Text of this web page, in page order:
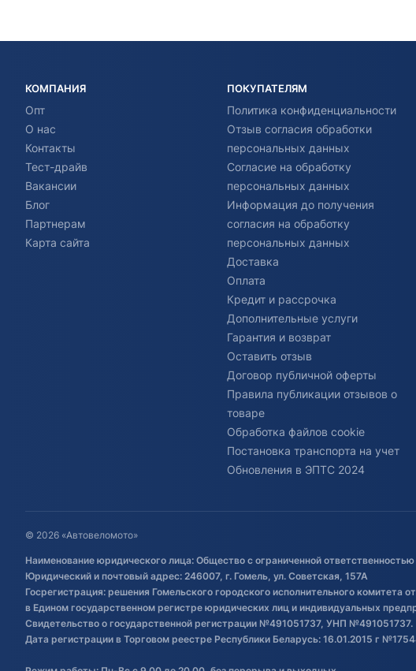
КОМПАНИЯ
Опт
О нас
Контакты
Тест-драйв
Вакансии
Блог
Партнерам
Карта сайта
ПОКУПАТЕЛЯМ
Политика конфиденциальности
Отзыв согласия обработки
персональных данных
Согласие на обработку
персональных данных
Информация до получения
согласия на обработку
персональных данных
Доставка
Оплата
Кредит и рассрочка
Дополнительные услуги
Гарантия и возврат
Оставить отзыв
Договор публичной оферты
Правила публикации отзывов о
товаре
Обработка файлов cookie
Постановка транспорта на учет
Обновления в ЭПТС 2024
© 2026 «Автовеломото»
Наименование юридического лица: Общество с ограниченной
Юридический и почтовый адрес: 246007, г. Гомель, ул. Советская, 157А
Госрегистрация: решения Гомельского городского исполнительного комитета
в Едином государственном регистре юридических лиц и индивидуальных
Свидетельство о государственной регистрации №491051737, УНП №491051737.
Дата регистрации в Торговом реестре Республики Беларусь: 16.01.2015 г